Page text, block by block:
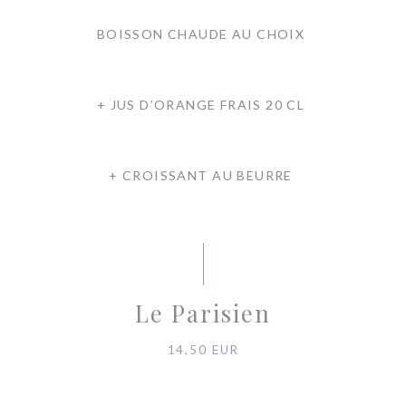
BOISSON CHAUDE AU CHOIX
+ JUS D’ORANGE FRAIS 20 CL
+ CROISSANT AU BEURRE
Le Parisien
14,50 EUR